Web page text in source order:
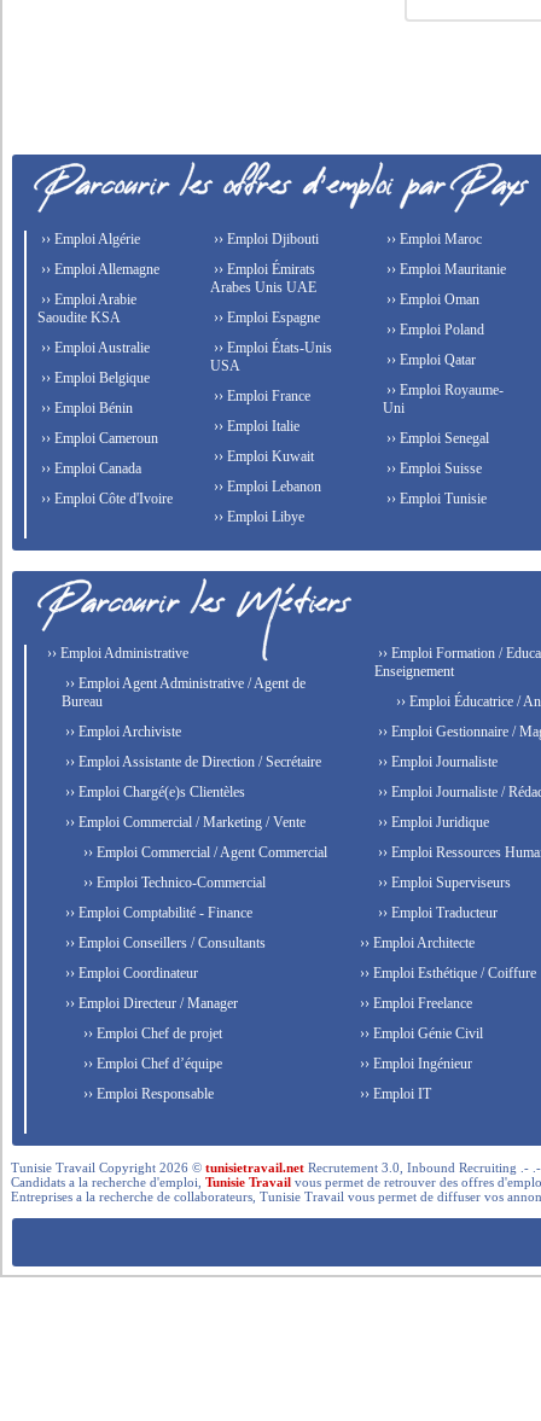
›› Emploi Algérie
›› Emploi Allemagne
›› Emploi Arabie
Saoudite KSA
›› Emploi Australie
›› Emploi Belgique
›› Emploi Bénin
›› Emploi Cameroun
›› Emploi Canada
›› Emploi Côte d'Ivoire
›› Emploi Djibouti
›› Emploi Émirats
Arabes Unis UAE
›› Emploi Espagne
›› Emploi États-Unis
USA
›› Emploi France
›› Emploi Italie
›› Emploi Kuwait
›› Emploi Lebanon
›› Emploi Libye
›› Emploi Maroc
›› Emploi Mauritanie
›› Emploi Oman
›› Emploi Poland
›› Emploi Qatar
›› Emploi Royaume-
Uni
›› Emploi Senegal
›› Emploi Suisse
›› Emploi Tunisie
›› Emploi Administrative
›› Emploi Agent Administrative / Agent de
Bureau
›› Emploi Archiviste
›› Emploi Assistante de Direction / Secrétaire
›› Emploi Chargé(e)s Clientèles
›› Emploi Commercial / Marketing / Vente
›› Emploi Commercial / Agent Commercial
›› Emploi Technico-Commercial
›› Emploi Comptabilité - Finance
›› Emploi Conseillers / Consultants
›› Emploi Coordinateur
›› Emploi Directeur / Manager
›› Emploi Chef de projet
›› Emploi Chef d’équipe
›› Emploi Responsable
›› Emploi Formation /
Enseignement
›› Emploi Éducatrice /
›› Emploi Gestionnaire /
›› Emploi Journaliste
›› Emploi Journaliste /
›› Emploi Juridique
›› Emploi Ressources
›› Emploi Superviseurs
›› Emploi Traducteur
›› Emploi Architecte
›› Emploi Esthétique / Coiffure
›› Emploi Freelance
›› Emploi Génie Civil
›› Emploi Ingénieur
›› Emploi IT
Tunisie Travail Copyright 2026 ©tunisietravail.net Recrutement 3.0, Inbound Recruiting .-
Candidats a la recherche d'emploi,Tunisie Travail vous permet de retrouver des offres
Entreprises a la recherche de collaborateurs, Tunisie Travail vous permet de diffuser vos